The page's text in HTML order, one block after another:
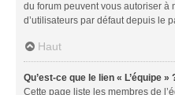
du forum peuvent vous autoriser à
d’utilisateurs par défaut depuis le
Haut
Qu’est-ce que le lien « L’équipe »
Cette page liste les membres de